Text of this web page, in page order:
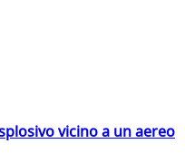
vicino a un aereo